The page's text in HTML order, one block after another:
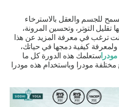
للجسم والعقل بالاسترخاء
تقليل التوتر، وتحسين المرونة،
ترغب في معرفة المزيد عن هذا
كيفية دمجها في حياتك،
ستعلمك هذه الدورة كل ما
مودرا وباستخدام هذهمودرا